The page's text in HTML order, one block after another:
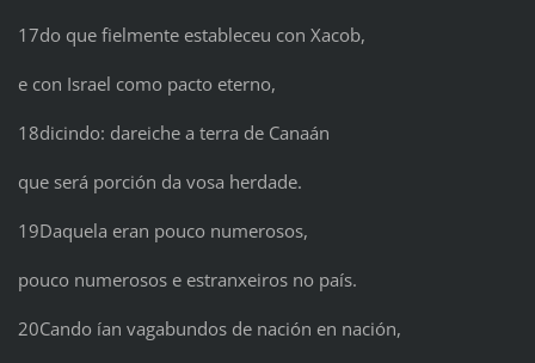
17do que fielmente estableceu con Xacob,
e con Israel como pacto eterno,
18dicindo: dareiche a terra de Canaán
que será porción da vosa herdade.
19Daquela eran pouco numerosos,
pouco numerosos e estranxeiros no país.
20Cando ían vagabundos de nación en nación,